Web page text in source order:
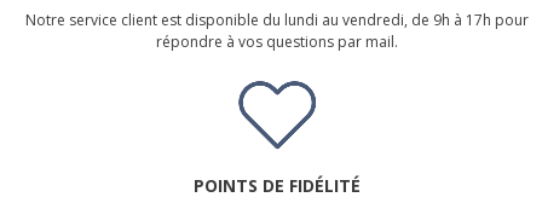
Notre service client est disponible du lundi au vendredi, de 9h à 17h pour
répondre à vos questions par mail.
POINTS DE FIDÉLITÉ